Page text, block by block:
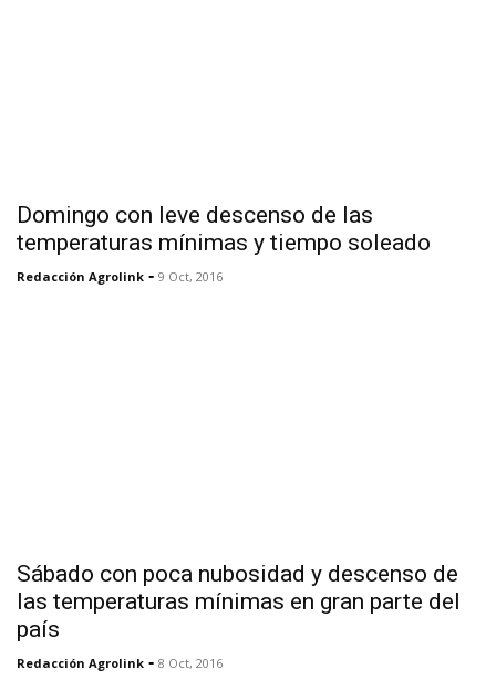
Domingo con leve descenso de las
temperaturas mínimas y tiempo soleado
Redacción Agrolink - 9 Oct, 2016
Sábado con poca nubosidad y descenso de
las temperaturas mínimas en gran parte del
país
Redacción Agrolink - 8 Oct, 2016